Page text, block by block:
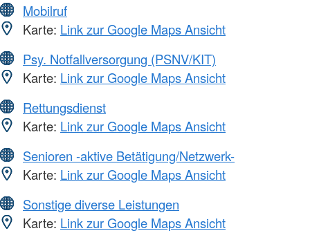
Mobilruf
Karte: Link zur Google Maps Ansicht
Psy. Notfallversorgung (PSNV/KIT)
Karte: Link zur Google Maps Ansicht
Rettungsdienst
Karte: Link zur Google Maps Ansicht
Senioren -aktive Betätigung/Netzwerk-
Karte: Link zur Google Maps Ansicht
Sonstige diverse Leistungen
Karte: Link zur Google Maps Ansicht